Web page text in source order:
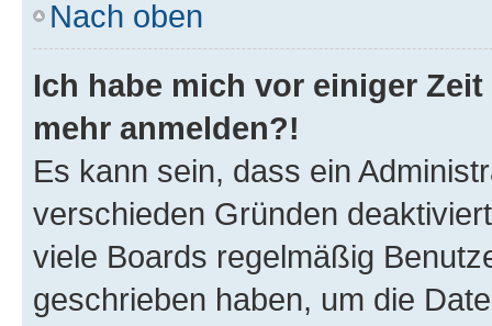
Nach oben
Ich habe mich vor einiger
mehr anmelden?!
Es kann sein, dass ein
verschieden Gründen
viele Boards regelmäßig
geschrieben haben, um die